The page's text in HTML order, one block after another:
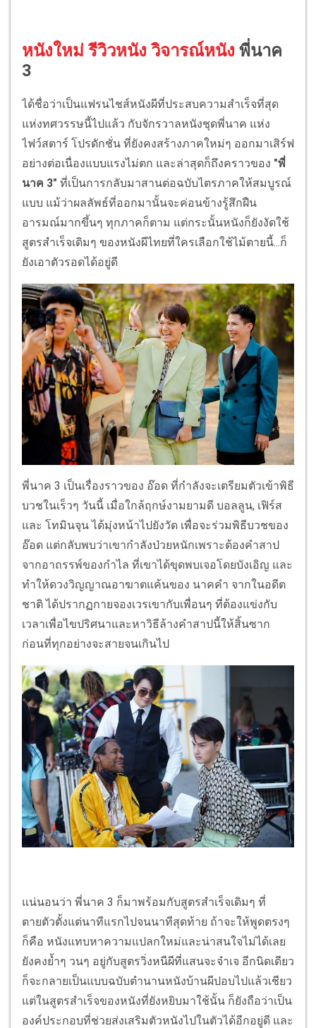
หนังใหม่ รีวิวหนัง วิจารณ์หนัง พี่นาค
3
ได้ชื่อว่าเป็นแฟรนไชส์หนังผีที่ประสบความสำเร็จที่สุด
แห่งทศวรรษนี้ไปแล้ว กับจักรวาลหนังชุดพี่นาค แห่ง
ไฟว์สตาร์ โปรดักชั่น ที่ยังคงสร้างภาคใหม่ๆ ออกมาเสิร์ฟ
อย่างต่อเนื่องแบบแรงไม่ตก และล่าสุดก็ถึงคราวของ "พี่
นาค 3" ที่เป็นการกลับมาสานต่อฉบับไตรภาคให้สมบูรณ์
แบบ แม้ว่าผลลัพธ์ที่ออกมานั้นจะค่อนข้างรู้สึกฝืน
อารมณ์มากขึ้นๆ ทุกภาคก็ตาม แต่กระนั้นหนังก็ยังงัดใช้
สูตรสำเร็จเดิมๆ ของหนังผีไทยที่ใครเลือกใช้ไม้ตายนี้...ก็
ยังเอาตัวรอดได้อยู่ดี
พี่นาค 3 เป็นเรื่องราวของ อ๊อด ที่กำลังจะเตรียมตัวเข้าพิธี
บวชในเร็วๆ วันนี้ เมื่อใกล้ฤกษ์งามยามดี บอลลูน, เฟิร์ส
และ โทมินจุน ได้มุ่งหน้าไปยังวัด เพื่อจะร่วมพิธีบวชของ
อ๊อด แต่กลับพบว่าเขากำลังป่วยหนักเพราะต้องคำสาป
จากอาถรรพ์ของกำไล ที่เขาได้ขุดพบเจอโดยบังเอิญ และ
ทำให้ดวงวิญญาณอาฆาตแค้นของ นาคคำ จากในอดีต
ชาติ ได้ปรากฏกายจองเวรเขากับเพื่อนๆ ที่ต้องแข่งกับ
เวลาเพื่อไขปริศนาและหาวิธีล้างคำสาปนี้ให้สิ้นซาก
ก่อนที่ทุกอย่างจะสายจนเกินไป
แน่นอนว่า พี่นาค 3 ก็มาพร้อมกับสูตรสำเร็จเดิมๆ ที่
ตายตัวตั้งแต่นาทีแรกไปจนนาทีสุดท้าย ถ้าจะให้พูดตรงๆ
ก็คือ หนังแทบหาความแปลกใหม่และน่าสนใจไม่ได้เลย
ยังคงย้ำๆ วนๆ อยู่กับสูตรวิ่งหนีผีที่แสนจะจำเจ อีกนิดเดียว
ก็จะกลายเป็นแบบฉบับตำนานหนังบ้านผีปอบไปแล้วเชียว
แต่ในสูตรสำเร็จของหนังที่ยังหยิบมาใช้นั้น ก็ยังถือว่าเป็น
องค์ประกอบที่ช่วยส่งเสริมตัวหนังไปในตัวได้อีกอยู่ดี และ